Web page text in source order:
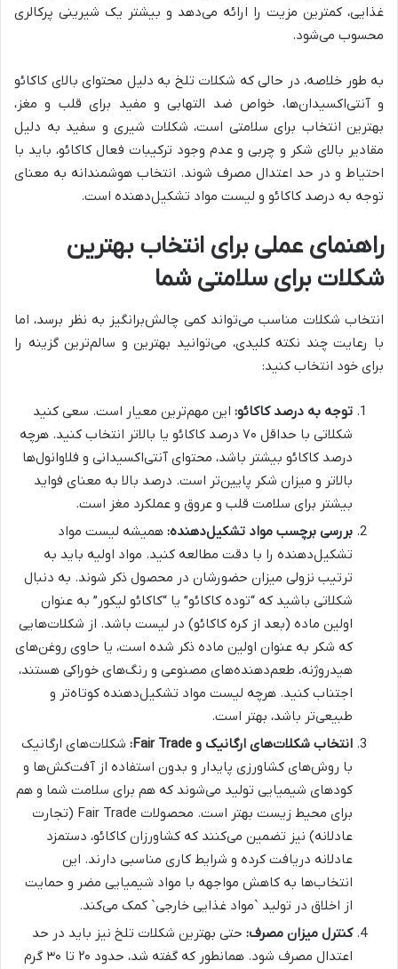
غذایی، کمترین مزیت را ارائه می‌دهد و بیشتر یک شیرینی پرکالری
محسوب می‌شود.
به طور خلاصه، در حالی که شکلات تلخ به دلیل محتوای بالای کاکائو
و آنتی‌اکسیدان‌ها، خواص ضد التهابی و مفید برای قلب و مغز،
بهترین انتخاب برای سلامتی است، شکلات شیری و سفید به دلیل
مقادیر بالای شکر و چربی و عدم وجود ترکیبات فعال کاکائو، باید با
احتیاط و در حد اعتدال مصرف شوند. انتخاب هوشمندانه به معنای
توجه به درصد کاکائو و لیست مواد تشکیل‌دهنده است.
راهنمای عملی برای انتخاب بهترین
شکلات برای سلامتی شما
انتخاب شکلات مناسب می‌تواند کمی چالش‌برانگیز به نظر برسد، اما
با رعایت چند نکته کلیدی، می‌توانید بهترین و سالم‌ترین گزینه را
برای خود انتخاب کنید:
توجه به درصد کاکائو: این مهم‌ترین معیار است. سعی کنید
شکلاتی با حداقل ۷۰ درصد کاکائو یا بالاتر انتخاب کنید. هرچه
درصد کاکائو بیشتر باشد، محتوای آنتی‌اکسیدانی و فلاوانول‌ها
بالاتر و میزان شکر پایین‌تر است. درصد بالا به معنای فواید
بیشتر برای سلامت قلب و عروق و عملکرد مغز است.
بررسی برچسب مواد تشکیل‌دهنده: همیشه لیست مواد
تشکیل‌دهنده را با دقت مطالعه کنید. مواد اولیه باید به
ترتیب نزولی میزان حضورشان در محصول ذکر شوند. به دنبال
شکلاتی باشید که “توده کاکائو” یا “کاکائو لیکور” به عنوان
اولین ماده (بعد از کره کاکائو) در لیست باشد. از شکلات‌هایی
که شکر به عنوان اولین ماده ذکر شده است، یا حاوی روغن‌های
هیدروژنه، طعم‌دهنده‌های مصنوعی و رنگ‌های خوراکی هستند،
اجتناب کنید. هرچه لیست مواد تشکیل‌دهنده کوتاه‌تر و
طبیعی‌تر باشد، بهتر است.
انتخاب شکلات‌های ارگانیک و Fair Trade:
شکلات‌های ارگانیک
با روش‌های کشاورزی پایدار و بدون استفاده از آفت‌کش‌ها و
کودهای شیمیایی تولید می‌شوند که هم برای سلامت شما و هم
برای محیط زیست بهتر است. محصولات Fair Trade (تجارت
عادلانه) نیز تضمین می‌کنند که کشاورزان کاکائو، دستمزد
عادلانه دریافت کرده و شرایط کاری مناسبی دارند. این
انتخاب‌ها به کاهش مواجهه با مواد شیمیایی مضر و حمایت
از اخلاق در تولید `مواد غذایی خارجی` کمک می‌کند.
کنترل میزان مصرف: حتی بهترین شکلات تلخ نیز باید در حد
اعتدال مصرف شود. همانطور که گفته شد، حدود ۲۰ تا ۳۰ گرم